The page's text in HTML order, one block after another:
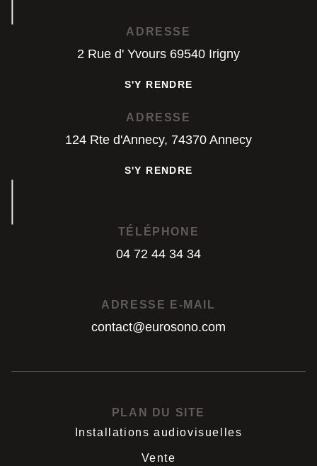
ADRESSE
2 Rue d' Yvours 69540 Irigny
S'Y RENDRE
ADRESSE
124 Rte d'Annecy, 74370 Annecy
S'Y RENDRE
TÉLÉPHONE
04 72 44 34 34
ADRESSE E-MAIL
contact@eurosono.com
PLAN DU SITE
Installations audiovisuelles
Vente